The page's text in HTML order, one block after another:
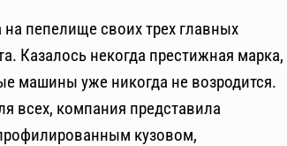
пепелище своих трех главных
Казалось некогда престижная марка,
машины уже никогда не возродится.
всех, компания представила
кузовом,